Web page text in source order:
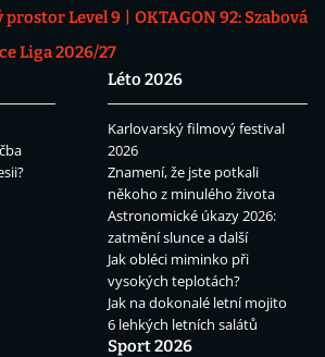
prostor Level 9
OKTAGON 92: Szabová
Liga 2026/27
Léto 2026
Karlovarský filmový festival
2026
Znamení, že jste potkali
někoho z minulého života
Astronomické úkazy 2026:
zatmění slunce a další
Jak obléci miminko při
vysokých teplotách?
Jak na dokonalé letní mojito
6 lehkých letních salátů
Sport 2026